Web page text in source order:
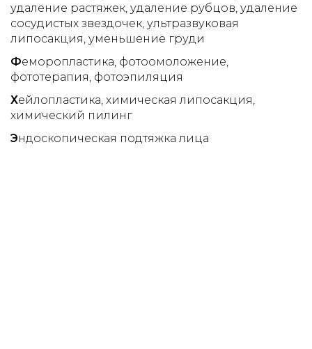
удаление растяжек удаление рубцов удаление
сосудистых звездочек ультразвуковая
липосакция уменьшение груди
Феморопластика фотоомоложение
фототерапия фотоэпиляция
Хейлопластика химическая липосакция
химический пилинг
Эндоскопическая подтяжка лица